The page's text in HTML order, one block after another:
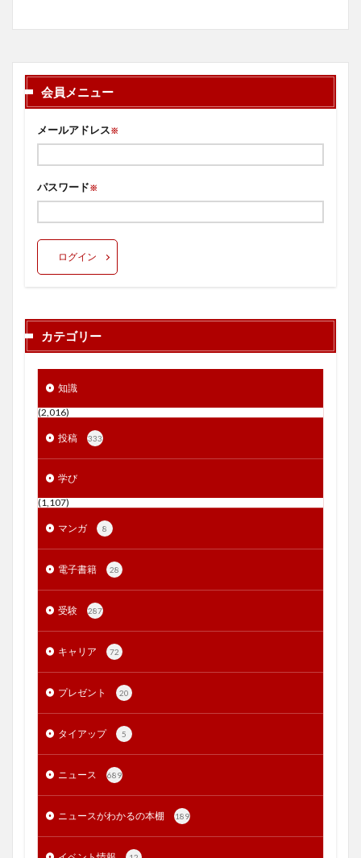
会員メニュー
メールアドレス※
パスワード※
ログイン
カテゴリー
知識
(2,016)
投稿 333
学び
(1,107)
マンガ 8
電子書籍 28
受験 287
キャリア 72
プレゼント 20
タイアップ 5
ニュース 689
ニュースがわかるの本棚 189